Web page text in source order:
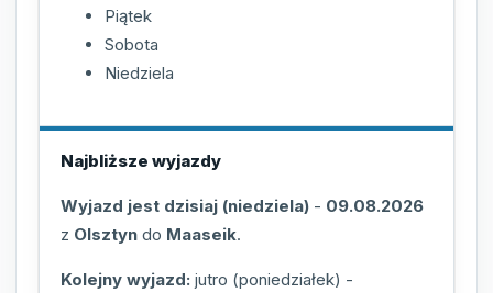
Piątek
Sobota
Niedziela
Najbliższe wyjazdy
Wyjazd jest dzisiaj (niedziela) - 09.08.2026
z Olsztyn do Maaseik.
Kolejny wyjazd: jutro (poniedziałek) -